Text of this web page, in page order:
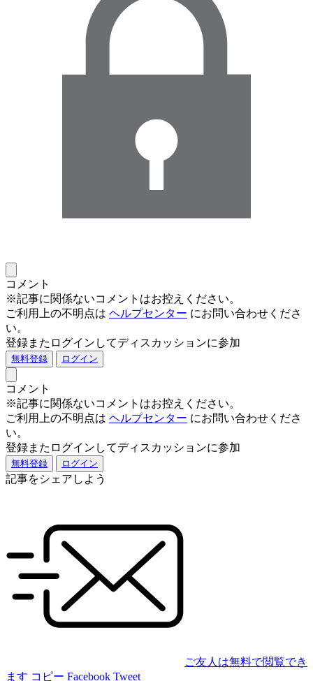
コメント
※記事に関係ないコメントはお控えください。
ご利用上の不明点は ヘルプセンター にお問い合わせくださ
い。
登録またログインしてディスカッションに参加
無料登録 ログイン
コメント
※記事に関係ないコメントはお控えください。
ご利用上の不明点は ヘルプセンター にお問い合わせくださ
い。
登録またログインしてディスカッションに参加
無料登録 ログイン
記事をシェアしよう
ご友人は無料で閲覧でき
ます コピー Facebook Tweet